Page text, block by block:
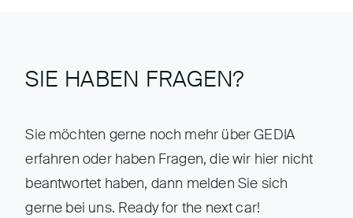
SIE HABEN FRAGEN?
Sie möchten gerne noch mehr über GEDIA
erfahren oder haben Fragen, die wir hier nicht
beantwortet haben, dann melden Sie sich
gerne bei uns. Ready for the next car!